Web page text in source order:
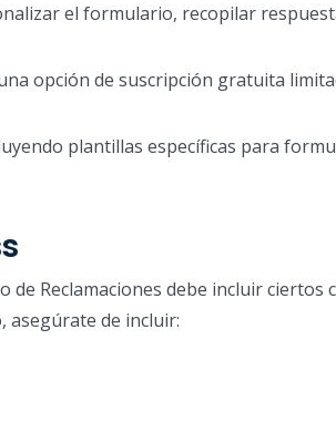
el formulario, recopilar
opción de suscripción gratuita
plantillas específicas para
de Reclamaciones debe incluir ciertos
de incluir: